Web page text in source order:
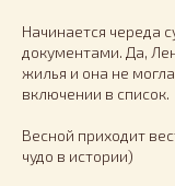
Начинается череда
документами. Да,
жилья и она не
включении в список.
Весной приходит
чудо в истории)